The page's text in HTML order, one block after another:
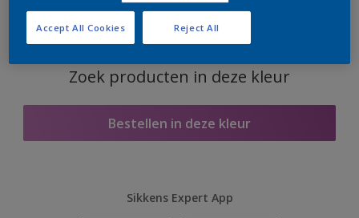
Zoek producten in deze kleur
Bestellen in deze kleur
Sikkens Expert App
Reject All
Accept All Cookies